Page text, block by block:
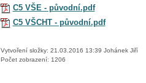
C5 VŠE - původní.pdf
C5 VŠCHT - původní.pdf
Vytvoření složky: 21.03.2016 13:39 Johánek Jiří
Počet zobrazení: 1206